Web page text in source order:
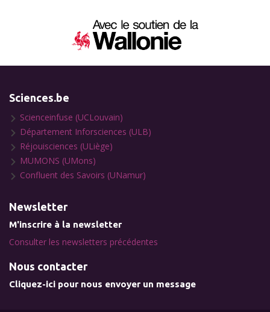
Sciences.be
Scienceinfuse (UCLouvain)
Département Inforsciences (ULB)
Réjouisciences (ULiège)
MUMONS (UMons)
Confluent des Savoirs (UNamur)
Newsletter
M'inscrire à la newsletter
Consulter les newsletters précédentes
Nous contacter
Cliquez-ici pour nous envoyer un message